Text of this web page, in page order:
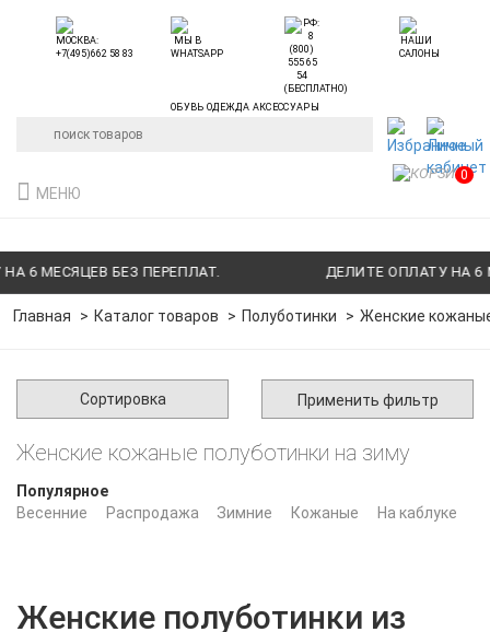
6 МЕСЯЦЕВ БЕЗ ПЕРЕПЛАТ. ДЕЛИТЕ ОПЛАТУ НА 6
ОБУВЬ ОДЕЖДА АКСЕССУАРЫ
МЕНЮ
0
Главная Каталог товаров Полуботинки Женские
Сортировка Применить фильтр
Популярное
Весенние
Распродажа Зимние Кожаные На каблуке
Женские кожаные полуботинки на зиму
Женские полуботинки из